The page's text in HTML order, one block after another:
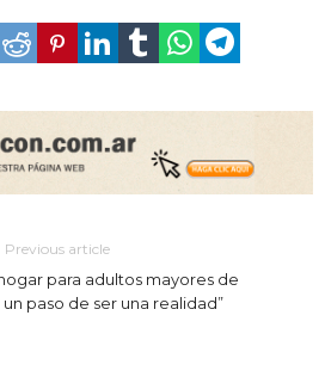
Previous article
para adultos mayores de
paso de ser una realidad”